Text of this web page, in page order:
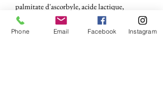
palmitate d'ascorbyle, acide lactique,
parfum, propanediol, huile de ricin
hydrogénée Peg-40, tridéceth-9, diacétate de
Phone Email Facebook Instagram